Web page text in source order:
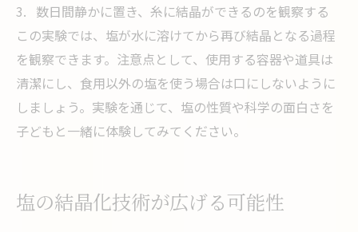
数日間静かに置き、糸に結晶ができるのを観察する
この実験では、塩が水に溶けてから再び結晶となる過程
を観察できます。注意点として、使用する容器や道具は
清潔にし、食用以外の塩を使う場合は口にしないように
しましょう。実験を通じて、塩の性質や科学の面白さを
子どもと一緒に体験してみてください。
塩の結晶化技術が広げる可能性